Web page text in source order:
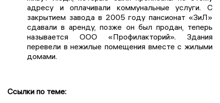
адресу и оплачивали коммунальные услуги. С
закрытием завода в 2005 году пансионат «ЗиЛ»
сдавали в аренду, позже он был продан, теперь
называется ООО «Профилакторий». Здания
перевели в нежилые помещения вместе с жилыми
домами.
Ссылки по теме: